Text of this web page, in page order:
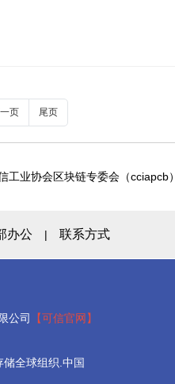
页 尾页
工业协会区块链专委会（cciapcb）
办公 | 联系方式
公司
【可信官网】
全球组织.中国